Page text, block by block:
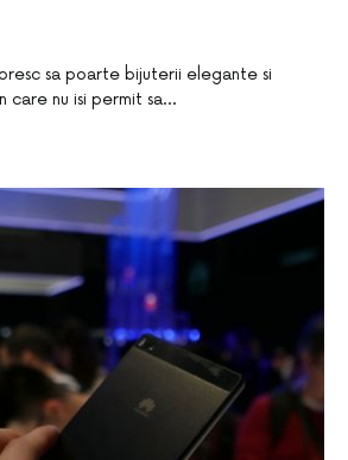
sa poarte bijuterii elegante si
care nu isi permit sa…